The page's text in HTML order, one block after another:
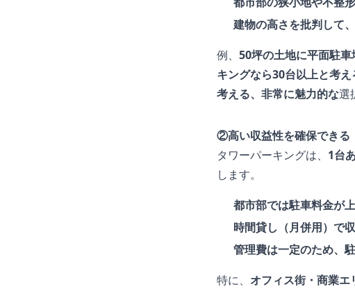
建物の高さを批判して
例、 50坪の土地に平面駐
キングなら30台以上と考
考える、非常に魅力的な選
②高い収益性を確保できる
タワーパーキングは、 1台
します。
都市部では駐車料金が
時間貸し（月併用）で
管理費は一定のため、
特に、 オフィス街・商業エ